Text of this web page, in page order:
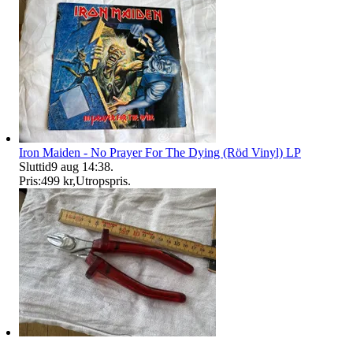
Iron Maiden - No Prayer For The Dying (Röd Vinyl) LP
Sluttid9 aug 14:38.
Pris:499 kr,Utropspris.